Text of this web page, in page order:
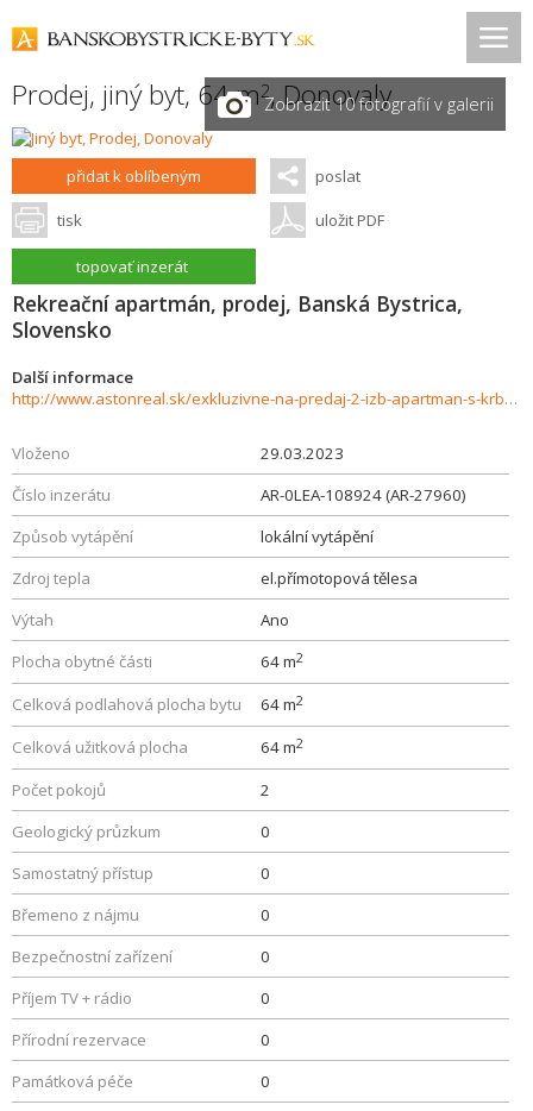
Prodej, jiný byt, 64 m2,Donovaly
Zobrazit 10 fotografií v galerii
přidat k oblíbeným poslat
tisk uložit PDF
topovať inzerát
Rekreační apartmán, prodej, Banská Bystrica,
Slovensko
Další informace
http://www.astonreal.sk/exkluzivne-na-predaj-2-izb-apartman-s-krbom-v-ad-panorama-donovaly-731800
Vloženo
29.03.2023
Číslo inzerátu
AR-0LEA-108924 (AR-27960)
Způsob vytápění
lokální vytápění
Zdroj tepla
el.přímotopová tělesa
Výtah
Ano
Plocha obytné části
64 m2
Celková podlahová plocha bytu 64 m2
Celková užitková plocha 64 m2
Počet pokojů
2
Geologický průzkum
0
Samostatný přístup
0
Břemeno z nájmu
0
Bezpečnostní zařízení
0
Příjem TV + rádio
0
Přírodní rezervace
0
Památková péče
0